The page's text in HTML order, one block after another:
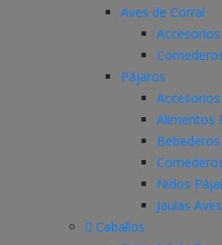
Aves de Corral
Pájaros
Alimentos
Nidos
Jaulas Aves
Caballos